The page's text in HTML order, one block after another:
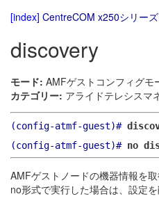
[index] CentreCOM x250シリー
discovery
モード: AMFゲストコンフィグモ
カテゴリー: アライドテレシスマ
(config-atmf-guest)#
(config-atmf-guest)# no
AMFゲストノードの機器情報を取
no形式で実行した場合は、設定を